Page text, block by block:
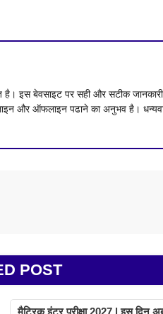
इस बेवसाइट पर सही और सटीक
और ऑफलाइन पढाने का अनुभव है।
POST
मैट्रिक इंटर परीक्षा 2027 | इस दिन